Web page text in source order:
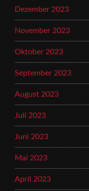
Dezember 2023
November 2023
Oktober 2023
September 2023
August 2023
Juli 2023
Juni 2023
Mai 2023
April 2023